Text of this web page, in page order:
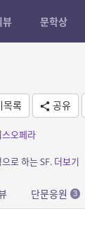
뷰 문학상
목록 공유
오페라
로 하는 SF. 더보기
단문응원 3